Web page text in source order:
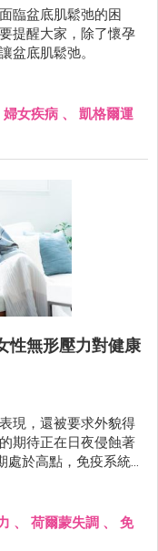
臨盆底肌鬆弛的困
提醒大家，除了懷孕
盆底肌鬆弛。
婦女疾病 、 凱格爾運
性無形壓力對健康
現，還被要求外貌得
期待正在日夜侵蝕著
處於高點，免疫系統
、荷爾蒙失調。
、 荷爾蒙失調 、 免